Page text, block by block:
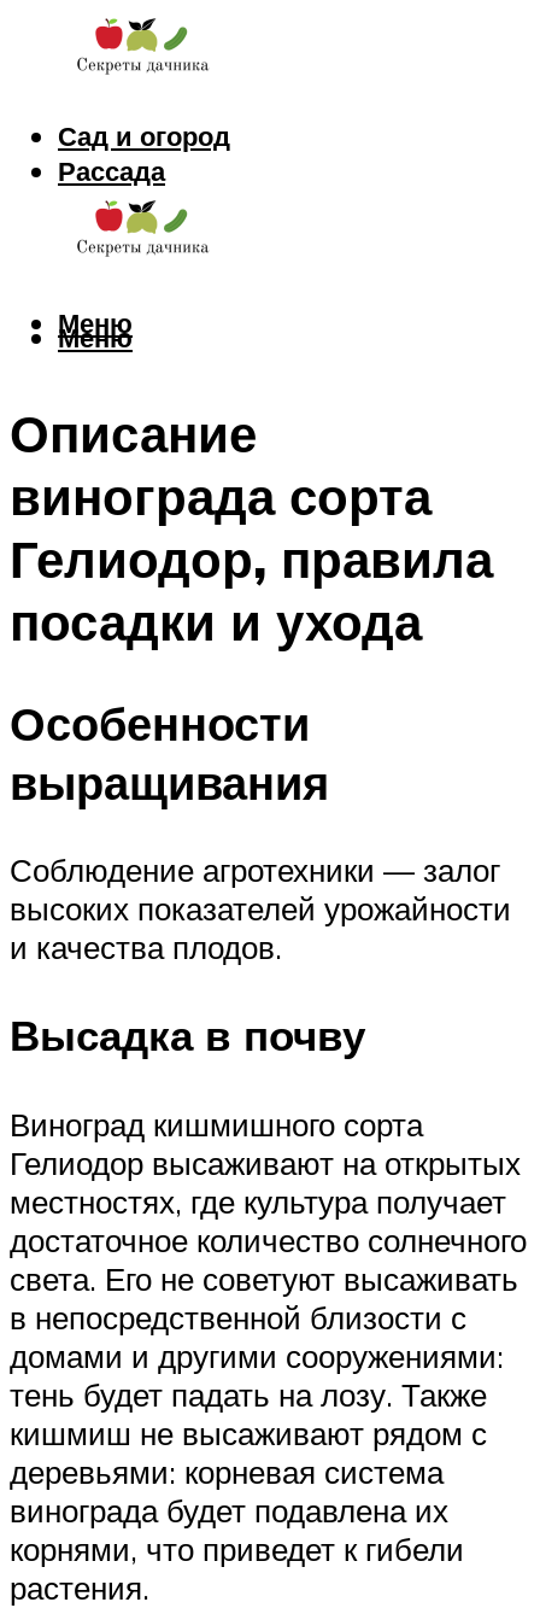
Сад и огород
Рассада
Цветы
Заготовки
Меню
Меню
Описание
винограда сорта
Гелиодор, правила
посадки и ухода
Особенности
выращивания
Соблюдение агротехники — залог
высоких показателей урожайности
и качества плодов.
Высадка в почву
Виноград кишмишного сорта
Гелиодор высаживают на открытых
местностях, где культура получает
достаточное количество солнечного
света. Его не советуют высаживать
в непосредственной близости с
домами и другими сооружениями:
тень будет падать на лозу. Также
кишмиш не высаживают рядом с
деревьями: корневая система
винограда будет подавлена их
корнями, что приведет к гибели
растения.